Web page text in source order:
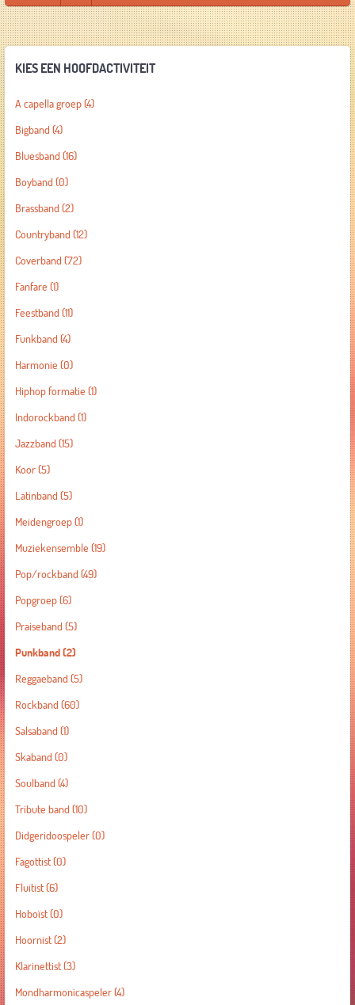
KIES EEN HOOFDACTIVITEIT
A capella groep(4)
Bigband (4)
Bluesband (16)
Boyband (0)
Brassband (2)
Countryband (12)
Coverband (72)
Fanfare (1)
Feestband (11)
Funkband (4)
Harmonie (0)
Hiphop formatie (1)
Indorockband (1)
Jazzband (15)
Koor(5)
Latinband (5)
Meidengroep(1)
Muziekensemble (19)
Pop/rockband (49)
Popgroep(6)
Praiseband (5)
Punkband(2)
Reggaeband (5)
Rockband (60)
Salsaband (1)
Skaband (0)
Soulband (4)
Tribute band (10)
Didgeridoospeler(0)
Fagottist(0)
Fluitist(6)
Hoboïst(0)
Hoornist(2)
Klarinettist(3)
Mondharmonicaspeler(4)